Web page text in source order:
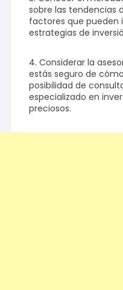
sobre las tendencias
factores que pueden
estrategias de
4. Considerar la
estás seguro de
posibilidad de
especializado en
preciosos.